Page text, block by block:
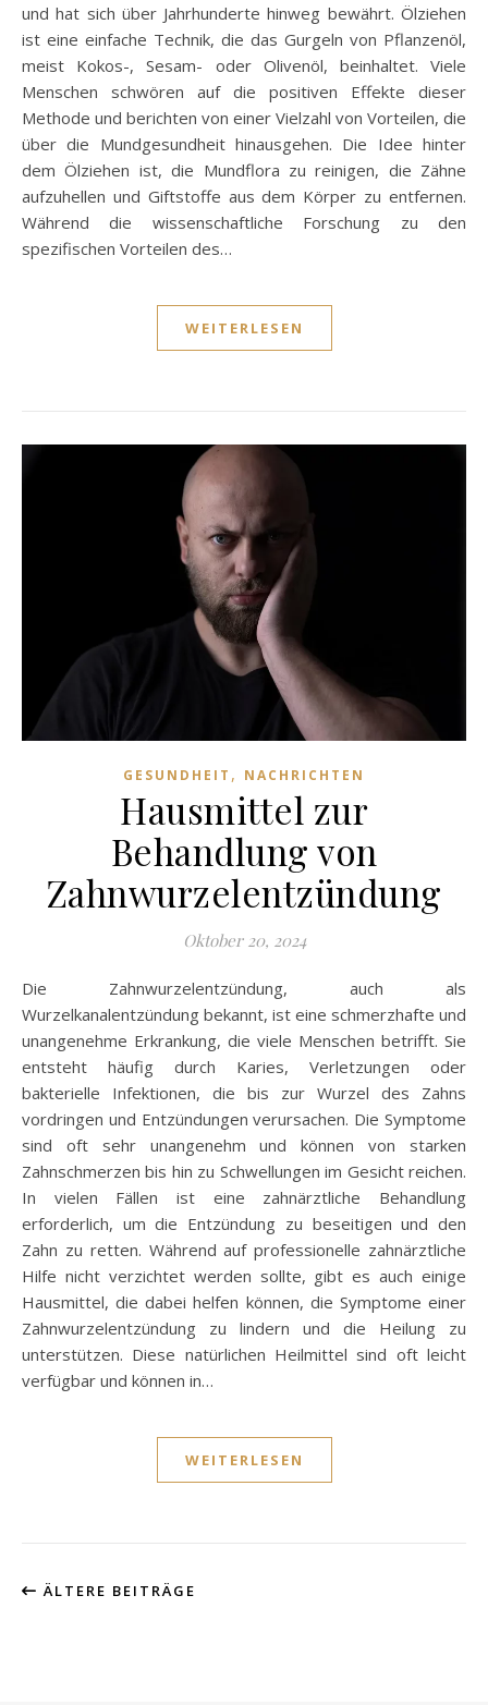
und hat sich über Jahrhunderte hinweg bewährt. Ölziehen
ist eine einfache Technik, die das Gurgeln von Pflanzenöl,
meist Kokos-, Sesam- oder Olivenöl, beinhaltet. Viele
Menschen schwören auf die positiven Effekte dieser
Methode und berichten von einer Vielzahl von Vorteilen, die
über die Mundgesundheit hinausgehen. Die Idee hinter
dem Ölziehen ist, die Mundflora zu reinigen, die Zähne
aufzuhellen und Giftstoffe aus dem Körper zu entfernen.
Während die wissenschaftliche Forschung zu den
spezifischen Vorteilen des…
WEITERLESEN
GESUNDHEIT , NACHRICHTEN
Hausmittel zur
Behandlung von
Zahnwurzelentzündung
Oktober 20, 2024
Die Zahnwurzelentzündung, auch als
Wurzelkanalentzündung bekannt, ist eine schmerzhafte und
unangenehme Erkrankung, die viele Menschen betrifft. Sie
entsteht häufig durch Karies, Verletzungen oder
bakterielle Infektionen, die bis zur Wurzel des Zahns
vordringen und Entzündungen verursachen. Die Symptome
sind oft sehr unangenehm und können von starken
Zahnschmerzen bis hin zu Schwellungen im Gesicht reichen.
In vielen Fällen ist eine zahnärztliche Behandlung
erforderlich, um die Entzündung zu beseitigen und den
Zahn zu retten. Während auf professionelle zahnärztliche
Hilfe nicht verzichtet werden sollte, gibt es auch einige
Hausmittel, die dabei helfen können, die Symptome einer
Zahnwurzelentzündung zu lindern und die Heilung zu
unterstützen. Diese natürlichen Heilmittel sind oft leicht
verfügbar und können in…
WEITERLESEN
ÄLTERE BEITRÄGE